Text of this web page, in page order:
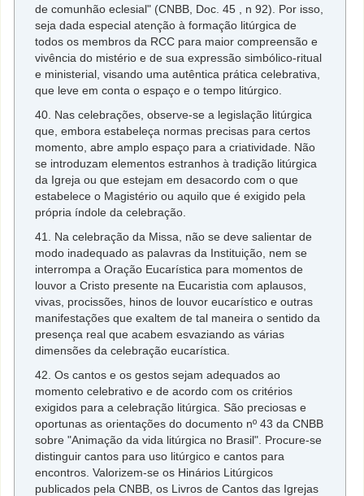
de comunhão eclesial" (CNBB, Doc. 45 , n 92). Por isso,
seja dada especial atenção à formação litúrgica de
todos os membros da RCC para maior compreensão e
vivência do mistério e de sua expressão simbólico-ritual
e ministerial, visando uma autêntica prática celebrativa,
que leve em conta o espaço e o tempo litúrgico.
40. Nas celebrações, observe-se a legislação litúrgica
que, embora estabeleça normas precisas para certos
momento, abre amplo espaço para a criatividade. Não
se introduzam elementos estranhos à tradição litúrgica
da Igreja ou que estejam em desacordo com o que
estabelece o Magistério ou aquilo que é exigido pela
própria índole da celebração.
41. Na celebração da Missa, não se deve salientar de
modo inadequado as palavras da Instituição, nem se
interrompa a Oração Eucarística para momentos de
louvor a Cristo presente na Eucaristia com aplausos,
vivas, procissões, hinos de louvor eucarístico e outras
manifestações que exaltem de tal maneira o sentido da
presença real que acabem esvaziando as várias
dimensões da celebração eucarística.
42. Os cantos e os gestos sejam adequados ao
momento celebrativo e de acordo com os critérios
exigidos para a celebração litúrgica. São preciosas e
oportunas as orientações do documento nº 43 da CNBB
sobre "Animação da vida litúrgica no Brasil". Procure-se
distinguir cantos para uso litúrgico e cantos para
encontros. Valorizem-se os Hinários Litúrgicos
publicados pela CNBB, os Livros de Cantos das Igrejas